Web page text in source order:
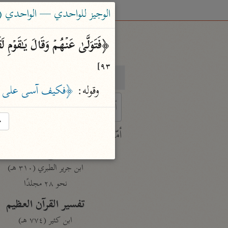
characters for results.
أمّهات
ابن جرير الطبري (٣١٠ هـ)
نحو ٢٨ مجلدًا
تفسير القرآن العظيم
ابن كثير (٧٧٤ هـ)
الوجيز للواحدي — الواحدي (٤٦٨
﴿فَتَوَلَّىٰ عَنۡهُمۡ وَقَالَ
٩٣]
وقوله: ﴿فكيف آسى على